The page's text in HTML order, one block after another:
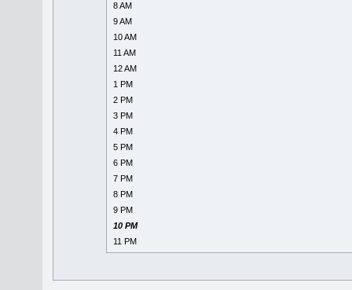
8 AM
9 AM
10 AM
11 AM
12 AM
1 PM
2 PM
3 PM
4 PM
5 PM
6 PM
7 PM
8 PM
9 PM
10 PM
11 PM